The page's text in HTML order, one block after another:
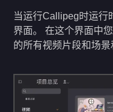
当运行Callipeg时运行
界面。 在这个界面中
的所有视频片段和场景